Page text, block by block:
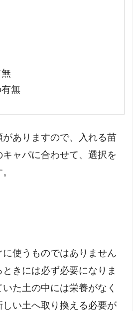
無
ありますので、入れる苗
ャパに合わせて、選択を
使うものではありません
きには必ず必要になりま
た土の中には栄養がなく
い土へ取り換える必要が